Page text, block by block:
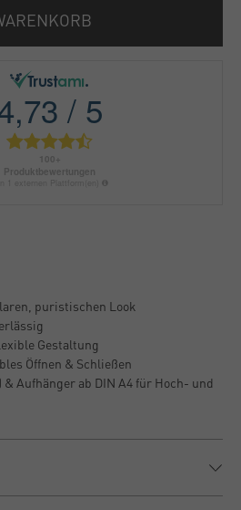
puristischen Look
Gestaltung
Öffnen & Schließen
Aufhänger ab DIN A4 für Hoch- und